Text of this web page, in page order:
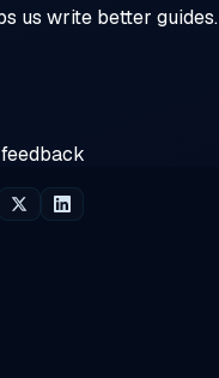
us write better guides.